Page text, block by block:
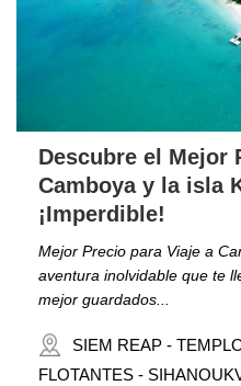
Descubre el Mejor
Camboya y la isla
¡Imperdible!
Mejor Precio para Viaje a
aventura inolvidable que te
mejor guardados...
SIEM REAP -
FLOTANTES - SIHANOUKVILLE - KOH